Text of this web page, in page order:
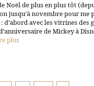
Noël de plus en plus tôt
jusqu’à novembre pour me
d’abord avec les vitrines des
de Mickey à
plus